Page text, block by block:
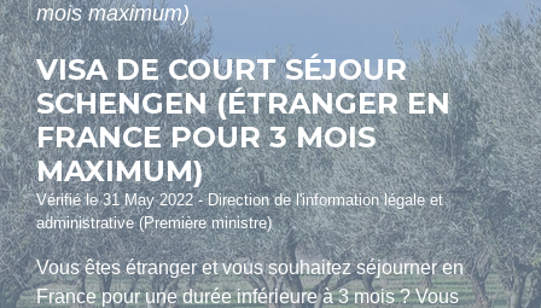
mois maximum)
VISA DE COURT SÉJOUR
SCHENGEN (ÉTRANGER EN
FRANCE POUR 3 MOIS
MAXIMUM)
Vérifié le 31 May 2022 - Direction de l'information légale et
administrative (Première ministre)
Vous êtes étranger et vous souhaitez séjourner en
France pour une durée inférieure à 3 mois ? Vous